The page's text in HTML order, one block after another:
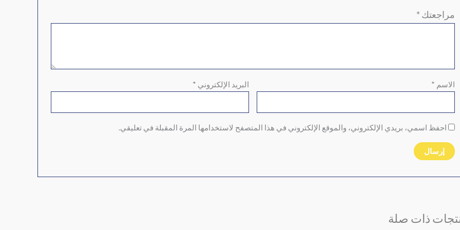
مراجعتك *
الاسم * البريد الإلكتروني *
احفظ اسمي، بريدي الإلكتروني، والموقع الإلكتروني في هذا المتصفح لاستخدامها المرة المقبلة في تعليقي.
ذات صلة